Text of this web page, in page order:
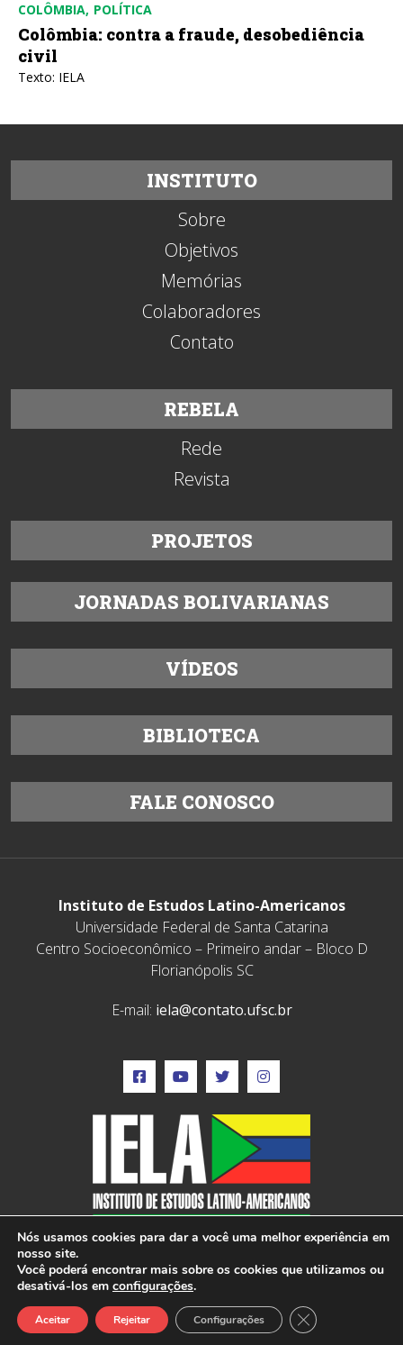
COLÔMBIA POLÍTICA
Colômbia: contra a fraude, desobediência
civil
Texto: IELA
INSTITUTO
Sobre
Objetivos
Memórias
Colaboradores
Contato
REBELA
Rede
Revista
PROJETOS
JORNADAS BOLIVARIANAS
VÍDEOS
BIBLIOTECA
FALE CONOSCO
Instituto de Estudos Latino-Americanos
Universidade Federal de Santa Catarina
Centro Socioeconômico – Primeiro andar – Bloco D
Florianópolis SC
E-mail: iela@contato.ufsc.br
IELA © 2022 – Todos os direitos reservados –
Desenvolvido por: Vox Digital
Nós usamos cookies para dar a você uma melhor experiência em
nosso site.
Você poderá encontrar mais sobre os cookies que utilizamos ou
desativá-los em configurações.
Aceitar Rejeitar Configurações Close GDPR